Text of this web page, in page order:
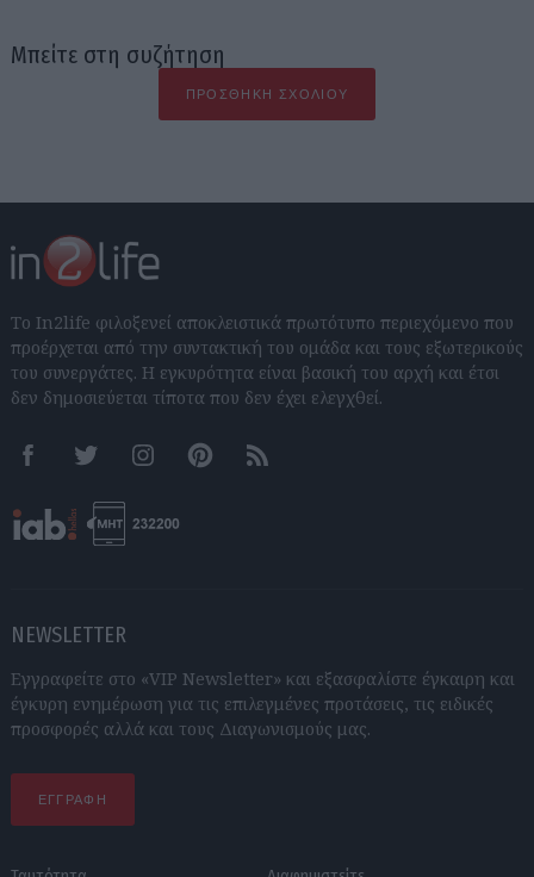
Μπείτε στη συζήτηση
ΠΡΟΣΘΉΚΗ ΣΧΟΛΊΟΥ
Το In2life φιλοξενεί αποκλειστικά πρωτότυπο περιεχόμενο που
προέρχεται από την συντακτική του ομάδα και τους εξωτερικούς
του συνεργάτες. Η εγκυρότητα είναι βασική του αρχή και έτσι
δεν δημοσιεύεται τίποτα που δεν έχει ελεγχθεί.
FacebookTwitter InstagramPinterestRSS feeds
NEWSLETTER
Εγγραφείτε στο «VIP Newsletter» και εξασφαλίστε έγκαιρη και
έγκυρη ενημέρωση για τις επιλεγμένες προτάσεις, τις ειδικές
προσφορές αλλά και τους Διαγωνισμούς μας.
ΕΓΓΡΑΦΗ